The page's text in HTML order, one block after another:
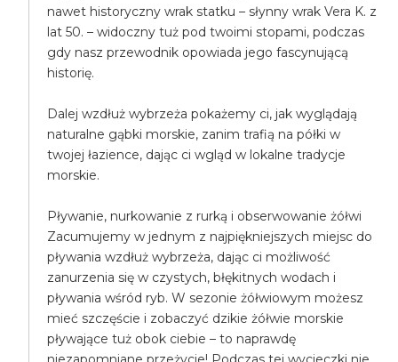
nawet historyczny wrak statku – słynny wrak Vera K. z
lat 50. – widoczny tuż pod twoimi stopami, podczas
gdy nasz przewodnik opowiada jego fascynującą
historię.
Dalej wzdłuż wybrzeża pokażemy ci, jak wyglądają
naturalne gąbki morskie, zanim trafią na półki w
twojej łazience, dając ci wgląd w lokalne tradycje
morskie.
Pływanie, nurkowanie z rurką i obserwowanie żółwi
Zacumujemy w jednym z najpiękniejszych miejsc do
pływania wzdłuż wybrzeża, dając ci możliwość
zanurzenia się w czystych, błękitnych wodach i
pływania wśród ryb. W sezonie żółwiowym możesz
mieć szczęście i zobaczyć dzikie żółwie morskie
pływające tuż obok ciebie – to naprawdę